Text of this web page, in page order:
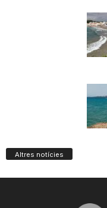
Altres notícies